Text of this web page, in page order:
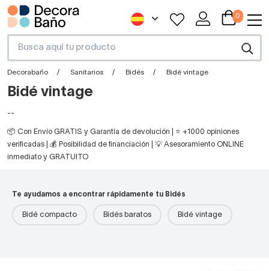
0
Decorabaño Sanitarios Bidés Bidé vintage
Bidé vintage
--
📦 Con Envío GRATIS y Garantía de devolución | ⭐ +1000 opiniones
verificadas | 💰 Posibilidad de financiación | 💡 Asesoramiento ONLINE
inmediato y GRATUITO
Te ayudamos a encontrar rápidamente tu Bidés
Bidé compacto Bidés baratos Bidé vintage